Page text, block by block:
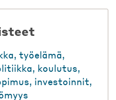
, työelämä,
, koulutus,
, investoinnit,